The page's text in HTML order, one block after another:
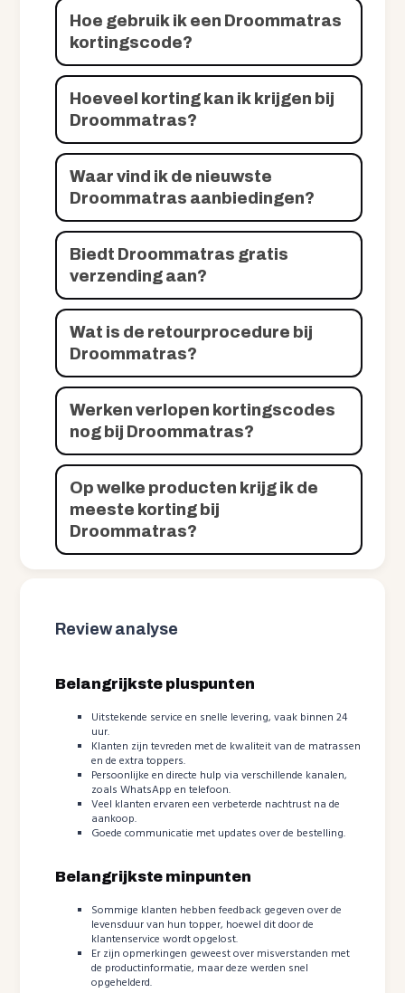
Hoe gebruik ik een Droommatras
kortingscode?
Hoeveel korting kan ik krijgen bij
Droommatras?
Waar vind ik de nieuwste
Droommatras aanbiedingen?
Biedt Droommatras gratis
verzending aan?
Wat is de retourprocedure bij
Droommatras?
Werken verlopen kortingscodes
nog bij Droommatras?
Op welke producten krijg ik de
meeste korting bij
Droommatras?
Review analyse
Belangrijkste pluspunten
Uitstekende service en snelle levering, vaak binnen 24
uur.
Klanten zijn tevreden met de kwaliteit van de matrassen
en de extra toppers.
Persoonlijke en directe hulp via verschillende kanalen,
zoals WhatsApp en telefoon.
Veel klanten ervaren een verbeterde nachtrust na de
aankoop.
Goede communicatie met updates over de bestelling.
Belangrijkste minpunten
Sommige klanten hebben feedback gegeven over de
levensduur van hun topper, hoewel dit door de
klantenservice wordt opgelost.
Er zijn opmerkingen geweest over misverstanden met
de productinformatie, maar deze werden snel
opgehelderd.